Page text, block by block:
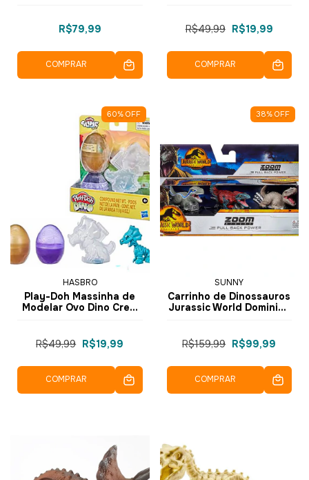
R$79,99
COMPRAR
R$49,99 R$19,99
COMPRAR
60% OFF
HASBRO
Play-Doh Massinha de
Modelar Ovo Dino Crew
R$49,99 R$19,99
COMPRAR
38% OFF
SUNNY
Carrinho de Dinossauros
Jurassic World Dominion
R$159,99 R$99,99
COMPRAR